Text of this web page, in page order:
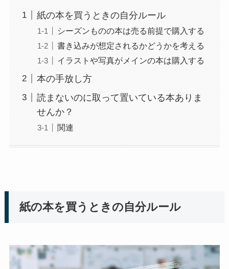
紙の本を買うときの自分ルール
シーズンものの本は売る前提で購入する
書き込みが想定されるかどうかを考える
イラストや写真がメインの本は購入する
本の手放し方
読まないのに取って置いている本ありま
せんか？
関連
紙の本を買うときの自分ルール